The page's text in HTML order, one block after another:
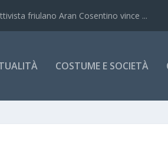
friulano Aran Cosentino vince ...
COSTUME E SOCIETÀ